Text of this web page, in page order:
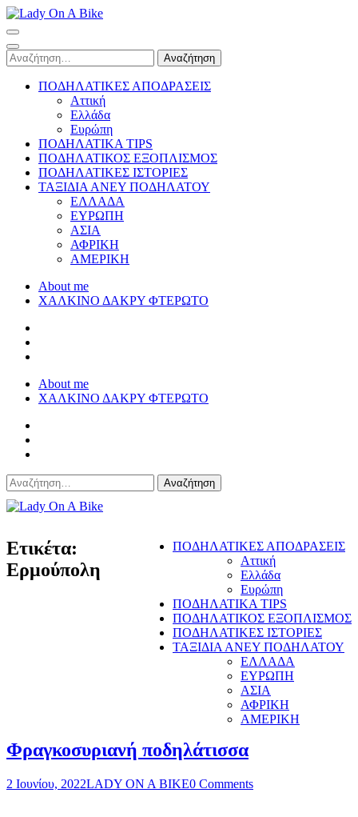
Skip
to
content
(Press
Enter)
Αναζήτηση
για:
ΠΟΔΗΛΑΤΙΚΕΣ ΑΠΟΔΡΑΣΕΙΣ
Αττική
Ελλάδα
Ευρώπη
ΠΟΔΗΛΑΤΙΚΑ TIPS
ΠΟΔΗΛΑΤΙΚΟΣ ΕΞΟΠΛΙΣΜΟΣ
ΠΟΔΗΛΑΤΙΚΕΣ ΙΣΤΟΡΙΕΣ
ΤΑΞΙΔΙΑ ΑΝΕΥ ΠΟΔΗΛΑΤΟΥ
ΕΛΛΑΔΑ
ΕΥΡΩΠΗ
ΑΣΙΑ
ΑΦΡΙΚΗ
ΑΜΕΡΙΚΗ
About me
ΧΑΛΚΙΝΟ ΔΑΚΡΥ ΦΤΕΡΩΤΟ
About me
ΧΑΛΚΙΝΟ ΔΑΚΡΥ ΦΤΕΡΩΤΟ
Αναζήτηση
για:
ΠΟΔΗΛΑΤΙΚΕΣ ΑΠΟΔΡΑΣΕΙΣ
Αττική
Ελλάδα
Ευρώπη
ΠΟΔΗΛΑΤΙΚΑ TIPS
ΠΟΔΗΛΑΤΙΚΟΣ ΕΞΟΠΛΙΣΜΟΣ
ΠΟΔΗΛΑΤΙΚΕΣ ΙΣΤΟΡΙΕΣ
ΤΑΞΙΔΙΑ ΑΝΕΥ ΠΟΔΗΛΑΤΟΥ
ΕΛΛΑΔΑ
ΕΥΡΩΠΗ
ΑΣΙΑ
ΑΦΡΙΚΗ
ΑΜΕΡΙΚΗ
Ετικέτα:
Ερμούπολη
Φραγκοσυριανή ποδηλάτισσα
2 Ιουνίου, 2022LADY ON A BIKE0 Comments